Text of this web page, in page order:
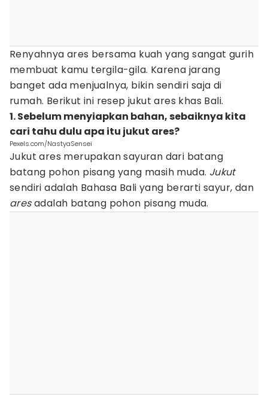
Renyahnya ares bersama kuah yang sangat gurih
membuat kamu tergila-gila. Karena jarang
banget ada menjualnya, bikin sendiri saja di
rumah. Berikut ini resep jukut ares khas Bali.
1. Sebelum menyiapkan bahan, sebaiknya kita
cari tahu dulu apa itu jukut ares?
Pexels.com/NastyaSensei
Jukut ares merupakan sayuran dari batang
batang pohon pisang yang masih muda. Jukut
sendiri adalah Bahasa Bali yang berarti sayur, dan
aresadalah batang pohon pisang muda.